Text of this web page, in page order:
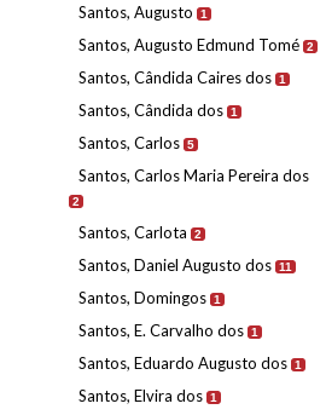
Santos, Augusto 1
Santos, Augusto Edmund Tomé 2
Santos, Cândida Caires dos 1
Santos, Cândida dos 1
Santos, Carlos 5
Santos, Carlos Maria Pereira dos
2
Santos, Carlota 2
Santos, Daniel Augusto dos 11
Santos, Domingos 1
Santos, E. Carvalho dos 1
Santos, Eduardo Augusto dos 1
Santos, Elvira dos 1